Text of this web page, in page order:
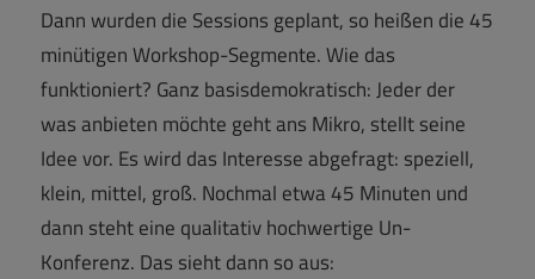
Dann wurden die Sessions geplant, so heißen die 45
minütigen Workshop-Segmente. Wie das
funktioniert? Ganz basisdemokratisch: Jeder der
was anbieten möchte geht ans Mikro, stellt seine
Idee vor. Es wird das Interesse abgefragt: speziell,
klein, mittel, groß. Nochmal etwa 45 Minuten und
dann steht eine qualitativ hochwertige Un-
Konferenz. Das sieht dann so aus: